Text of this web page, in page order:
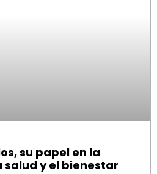
su papel en la
y el bienestar